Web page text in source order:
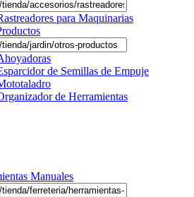
para Maquinarias
de Semillas de Empuje
de Herramientas
Manuales